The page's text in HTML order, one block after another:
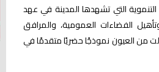
التي تشهدها المدينة في عهد
الفضاءات العمومية، والمرافق
جعلت من العيون نموذجًا حضريًا متقدمًا في